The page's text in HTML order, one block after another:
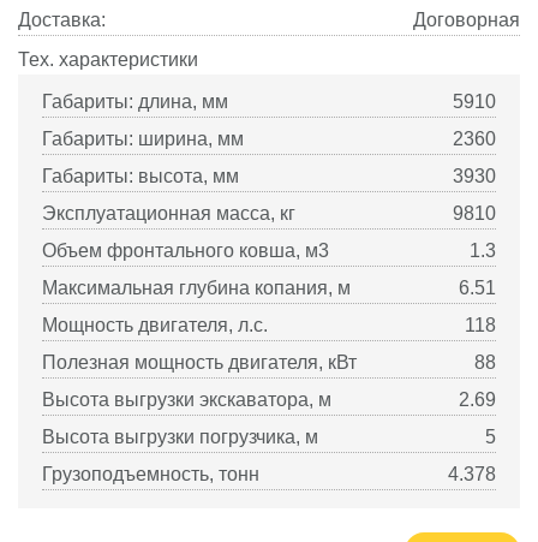
Доставка:
Договорная
Тех. характеристики
Габариты: длина, мм
5910
Габариты: ширина, мм
2360
Габариты: высота, мм
3930
Эксплуатационная масса, кг
9810
Объем фронтального ковша, м3
1.3
Максимальная глубина копания, м
6.51
Мощность двигателя, л.с.
118
Полезная мощность двигателя, кВт
88
Высота выгрузки экскаватора, м
2.69
Высота выгрузки погрузчика, м
5
Грузоподъемность, тонн
4.378